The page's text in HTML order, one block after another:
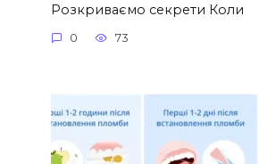
Розкриваємо секрети Коли
0 73